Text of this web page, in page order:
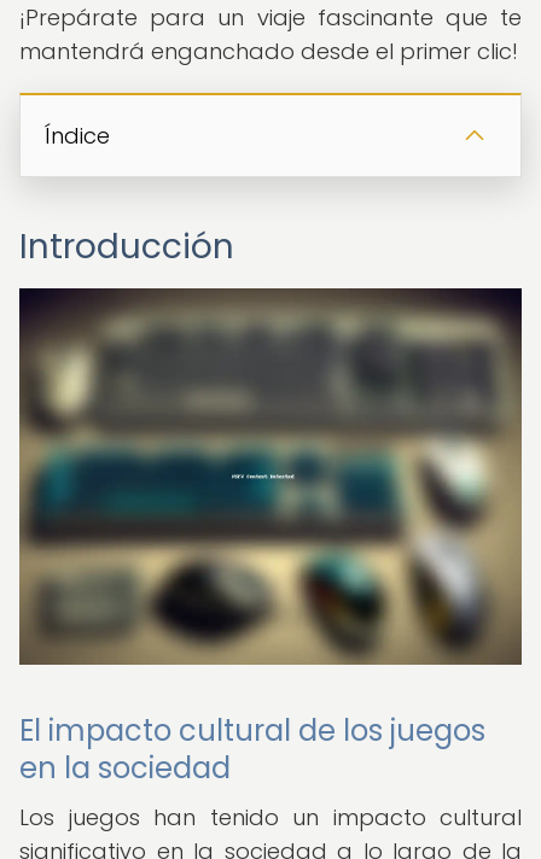
¡Prepárate para un viaje fascinante que te
mantendrá enganchado desde el primer clic!
Índice
Introducción
El impacto cultural de los juegos
en la sociedad
Los juegos han tenido un impacto cultural
significativo en la sociedad a lo largo de la